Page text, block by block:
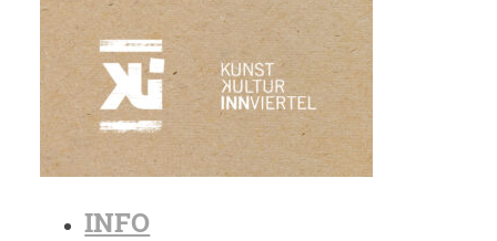
INFO